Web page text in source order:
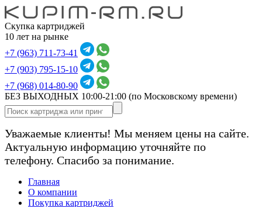
Скупка картриджей
10 лет на рынке
+7 (963) 711-73-41
+7 (903) 795-15-10
+7 (968) 014-80-90
БЕЗ ВЫХОДНЫХ 10:00-21:00 (по Московскому времени)
Уважаемые клиенты! Мы меняем цены на сайте.
Актуальную информацию уточняйте по
телефону. Спасибо за понимание.
Главная
О компании
Покупка картриджей